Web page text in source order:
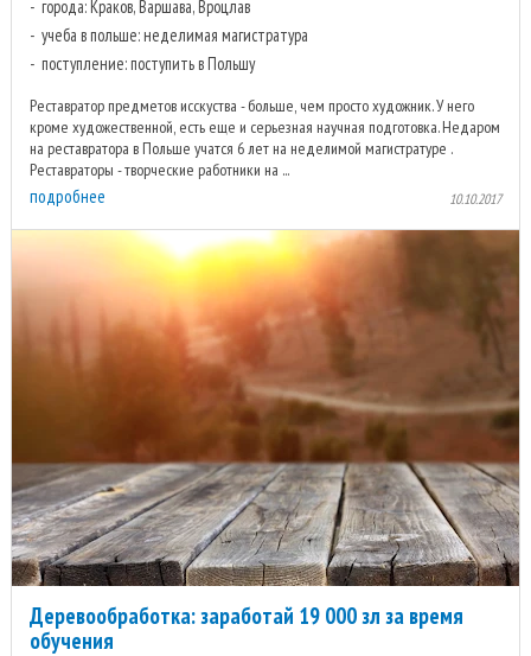
города: Краков, Варшава, Вроцлав
учеба в польше: неделимая магистратура
поступление: поступить в Польшу
Реставратор предметов исскуства - больше, чем просто художник. У него
кроме художественной, есть еще и серьезная научная подготовка. Недаром
на реставратора в Польше учатся 6 лет на неделимой магистратуре .
Реставраторы - творческие работники на ...
подробнее 10.10.2017
Деревообработка: заработай 19 000 зл за время
обучения